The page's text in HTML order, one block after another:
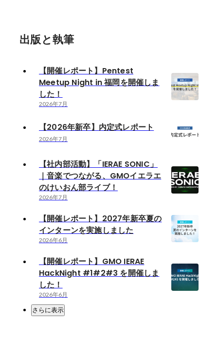
出版と執筆
【開催レポート】Pentest
Meetup Night in 福岡を開催しま
した！
2026年7月
【2026年新卒】内定式レポート
2026年7月
【社内部活動】「IERAE SONIC」
｜音楽でつながる、GMOイエラエ
のけいおん部ライブ！
2026年7月
【開催レポート】2027年新卒夏の
インターンを実施しました
2026年6月
【開催レポート】GMO IERAE
HackNight #1#2#3 を開催しま
した！
2026年6月
さらに表示